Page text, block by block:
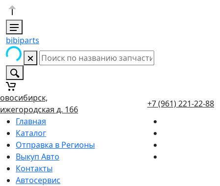
bibiparts
д. 166
+7 (961) 221-22-88
Главная
Каталог
Отправка в Регионы
Выкуп Авто
Контакты
Автосервис